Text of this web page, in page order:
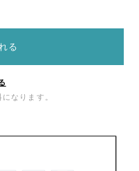
る
なります。